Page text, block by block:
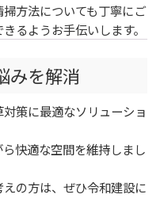
方法についても丁寧にご
るようお手伝いします。
みを解消
策に最適なソリューショ
快適な空間を維持しまし
の方は、ぜひ令和建設に